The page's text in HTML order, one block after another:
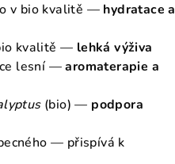
v bio kvalitě — hydratace a
kvalitě — lehká výživa
lesní —aromaterapie a
(bio) — podpora
— přispívá k